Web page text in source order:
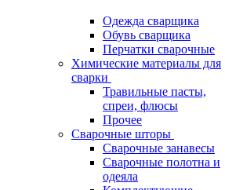
Одежда сварщика
Обувь сварщика
Перчатки сварочные
Химические материалы для
сварки
Травильные пасты,
спреи, флюсы
Прочее
Сварочные шторы
Сварочные занавесы
Сварочные полотна и
одеяла